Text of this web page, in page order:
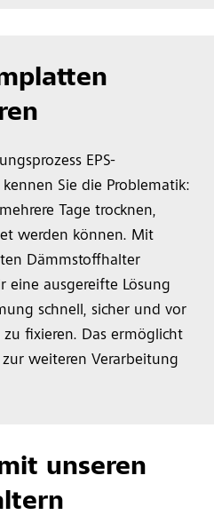
EPS-
Sie die Problematik:
Tage trocknen,
werden können. Mit
Dämmstoffhalter
eine ausgereifte Lösung
schnell, sicher und vor
fixieren. Das ermöglicht
weiteren Verarbeitung
unseren